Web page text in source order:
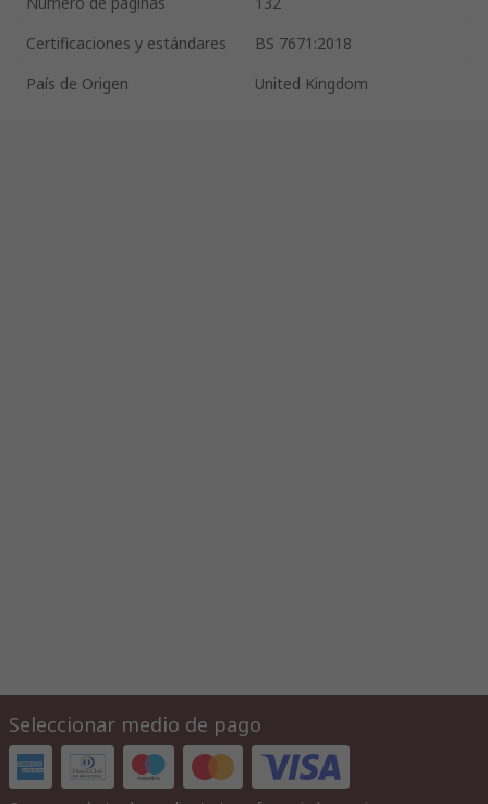
Certificaciones y estándares
BS 7671:2018
País de Origen
United Kingdom
Seleccionar medio de pago